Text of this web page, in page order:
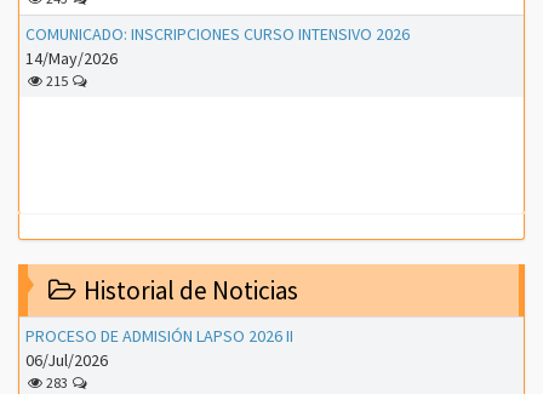
COMUNICADO: INSCRIPCIONES CURSO INTENSIVO 2026
14/May/2026
215
Historial de Noticias
PROCESO DE ADMISIÓN LAPSO 2026 II
06/Jul/2026
283